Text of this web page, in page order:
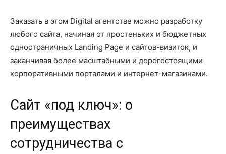
Заказать в этом Digital агентстве можно разработку
любого сайта, начиная от простеньких и бюджетных
одностраничных Landing Page и сайтов-визиток, и
заканчивая более масштабными и дорогостоящими
корпоративными порталами и интернет-магазинами.
Сайт «под ключ»: о
преимуществах
сотрудничества с